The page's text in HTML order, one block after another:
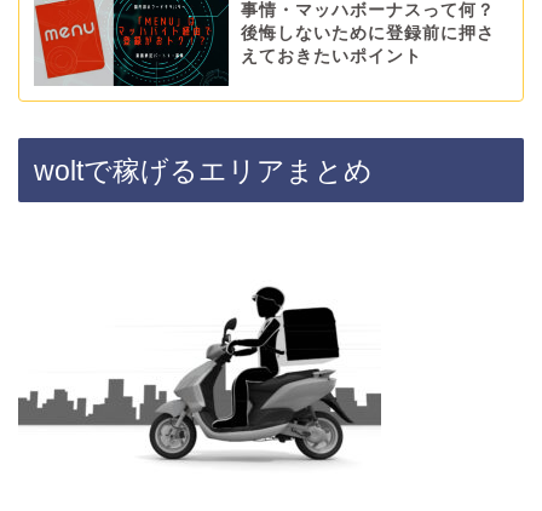
事情・マッハボーナスって何？
後悔しないために登録前に押さ
えておきたいポイント
woltで稼げるエリアまとめ